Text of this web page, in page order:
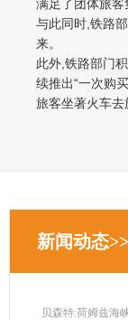
满足了团体旅客
与此同时,铁路
来。
此外,铁路部门
续推出“一次购
旅客坐著火车去
新闻动态>>
贝森特:荷姆兹海